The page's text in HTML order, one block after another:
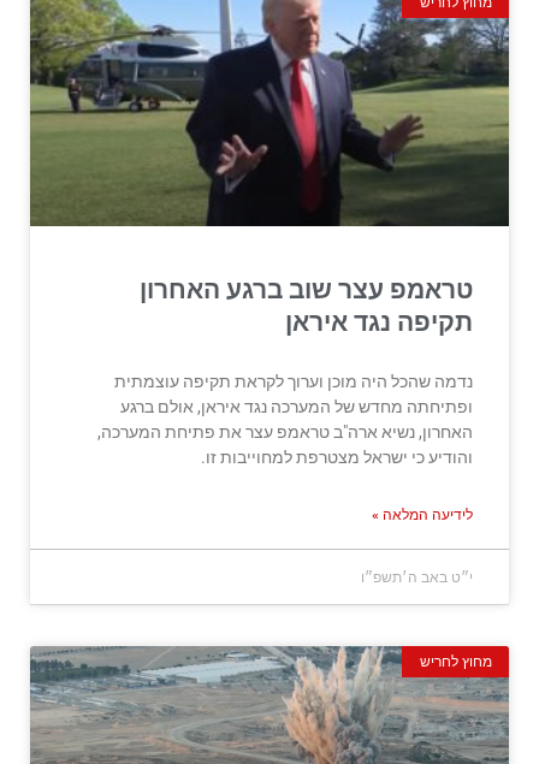
טראמפ עצר שוב ברגע האחרון
תקיפה נגד איראן
נדמה שהכל היה מוכן וערוך לקראת תקיפה עוצמתית
ופתיחתה מחדש של המערכה נגד איראן, אולם ברגע
האחרון, נשיא ארה"ב טראמפ עצר את פתיחת המערכה,
והודיע כי ישראל מצטרפת למחוייבות זו.
לידיעה המלאה »
י״ט באב ה׳תשפ״ו
מחוץ לחריש